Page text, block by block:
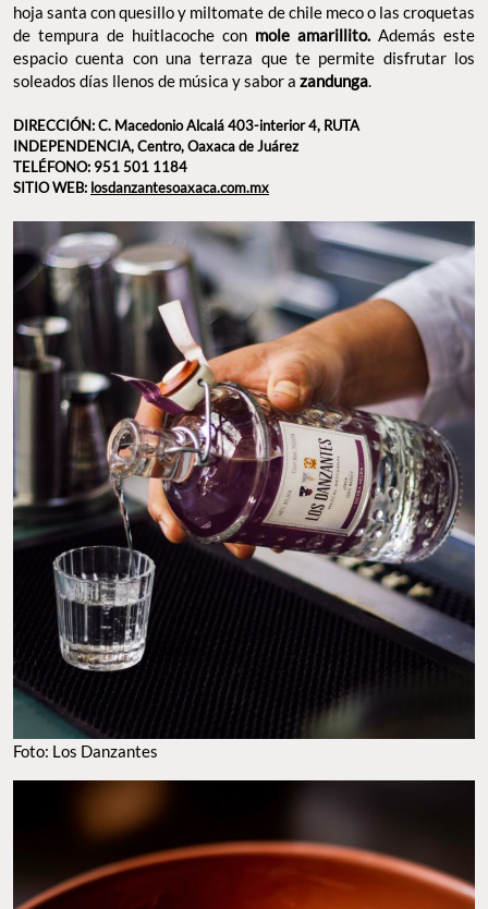
hoja santa con quesillo y miltomate de chile meco o las croquetas
de tempura de huitlacoche con mole amarillito. Además este
espacio cuenta con una terraza que te permite disfrutar los
soleados días llenos de música y sabor a zandunga.
DIRECCIÓN: C. Macedonio Alcalá 403-interior 4, RUTA
INDEPENDENCIA, Centro, Oaxaca de Juárez
TELÉFONO: 951 501 1184
SITIO WEB: losdanzantesoaxaca.com.mx
Foto: Los Danzantes